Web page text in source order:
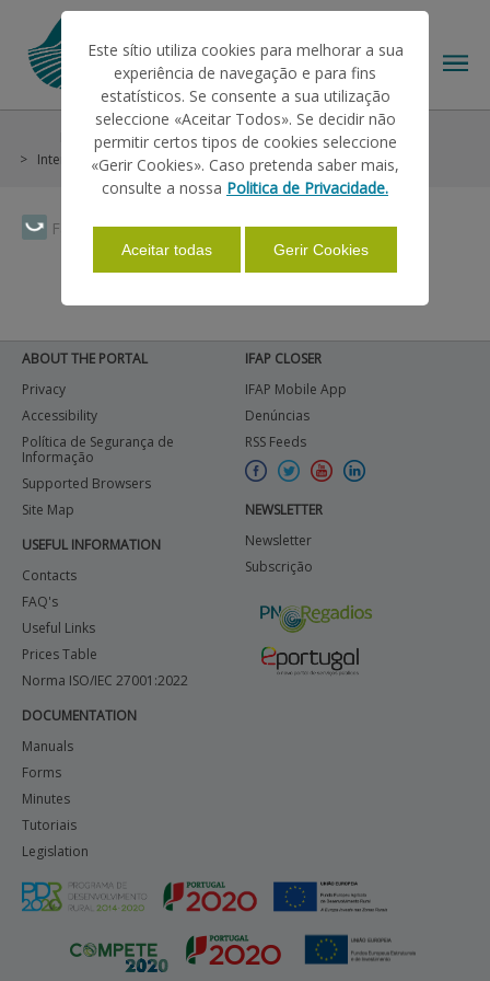
Faça Swipe para ver o menu
HELP/SUPPORT
INFORMATIONS
STATISTICS
PAYMENTS
BENEFICIARY SUPPORT
Login / Register
Help/Support Other Helps
Historic
Intervençao em Mercados
Vinho e Vinha
ABOUT THE PORTAL
Privacy
Accessibility
Política de Segurança de
Informação
Supported Browsers
Site Map
USEFUL INFORMATION
Contacts
FAQ's
Useful Links
Prices Table
Norma ISO/IEC 27001:2022
DOCUMENTATION
Manuals
Forms
Minutes
Tutoriais
Legislation
IFAP CLOSER
IFAP Mobile App
Denúncias
RSS Feeds
NEWSLETTER
Newsletter
Subscrição
Este sítio utiliza cookies para melhorar a sua
experiência de navegação e para fins
estatísticos. Se consente a sua utilização
seleccione «Aceitar Todos». Se decidir não
permitir certos tipos de cookies seleccione
«Gerir Cookies». Caso pretenda saber mais,
consulte a nossa Politica de Privacidade.
Aceitar todas Gerir Cookies